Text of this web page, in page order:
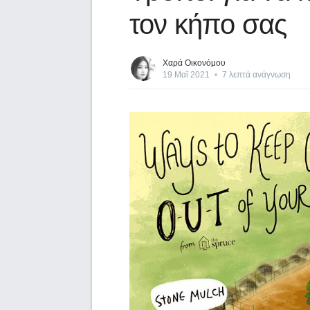
τον κήπο σας
Χαρά Οικονόμου
19 Μαΐ 2021 • 7 λεπτά ανάγνωση